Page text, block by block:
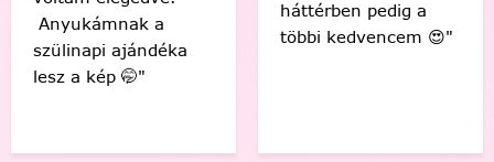
Anyukámnak a
szülinapi ajándéka
lesz a kép 🤭"
háttérben pedig a
többi kedvencem 😍"